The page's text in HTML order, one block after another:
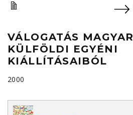
VÁLOGATÁS
KÜLFÖLDI EGYÉNI
KIÁLLÍTÁSAIBÓL
2000